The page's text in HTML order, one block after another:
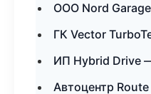
ООО Nord
ГК Vector
ИП Hybrid Drive
Автоцентр